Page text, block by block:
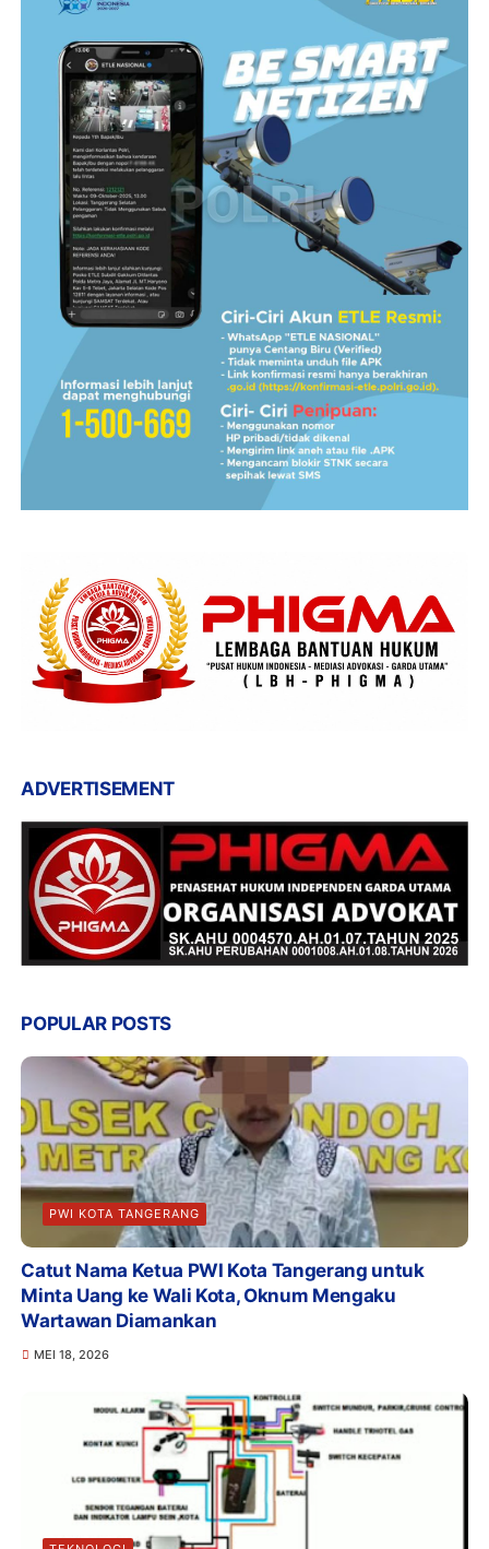
ADVERTISEMENT
POPULAR POSTS
PWI KOTA TANGERANG
Catut Nama Ketua PWI Kota Tangerang untuk
Minta Uang ke Wali Kota, Oknum Mengaku
Wartawan Diamankan
MEI 18, 2026